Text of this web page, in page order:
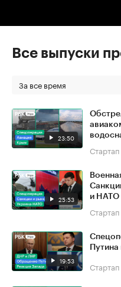
Все выпуски
За все время
23:50
Стартап
25:53
и НАТО
Стартап
19:53 Стартап